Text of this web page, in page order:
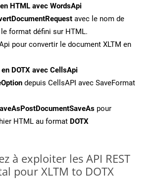
HTML avec WordsApi
avec le nom de
format défini sur HTML.
pour convertir le document XLTM en
DOTX avec CellsApi
depuis CellsAPI avec SaveFormat
pour
HTML au format DOTX
à exploiter les API REST
pour XLTM to DOTX